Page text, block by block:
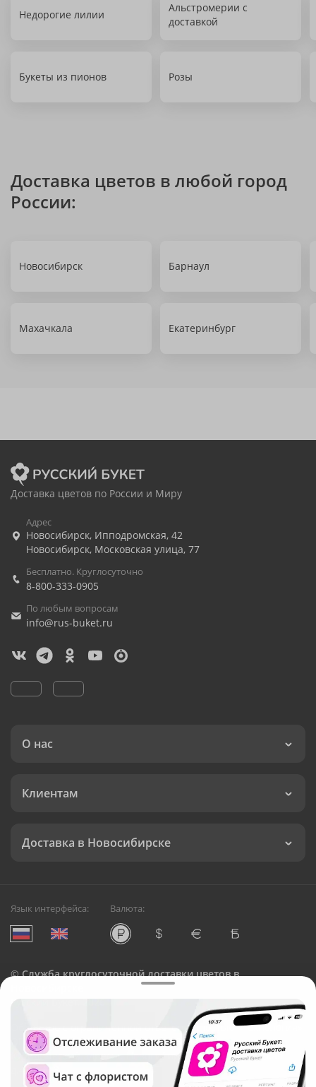
Недорогие лилии
Альстромерии с
доставкой
Букеты из пионов Розы
Доставка цветов в любой город
России:
Новосибирск Барнаул
Махачкала Екатеринбург
Доставка цветов по России и Миру
Адрес
Новосибирск, Ипподромская, 42
Новосибирск, Московская улица, 77
Бесплатно. Круглосуточно
8-800-333-0905
По любым вопросам
info@rus-buket.ru
О нас
Клиентам
Доставка в Новосибирске
Язык интерфейса: Валюта:
©Служба круглосуточной доставки цветов в
Русский Букет, 2026
Общество с ограниченной ответственностью «Технология»
ОГРН: 1195476081745, ИНН: 5410081997
Юридический адрес: г. Новосибирск, ул. Ипподромская,
д.42, оф. 3